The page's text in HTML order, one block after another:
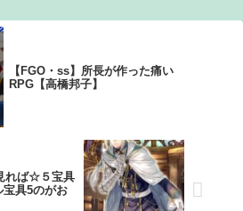
【FGO・ss】所長が作った痛い
RPG【高橋邦子】
れば☆５宝具
宝具5のがお